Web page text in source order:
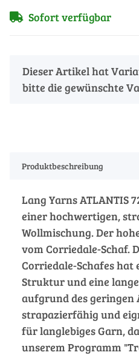
Sofort verfügbar
x
Dieser Artikel hat
bitte die gewünschte
Produktbeschreibung
Lang Yarns ATLANTIS
einer hochwertigen,
Wollmischung. Der
vom Corriedale-Schaf.
Corriedale-Schafes hat
Struktur und eine lange
aufgrund des geringen
strapazierfähig und
für langlebiges Garn,
unserem Programm